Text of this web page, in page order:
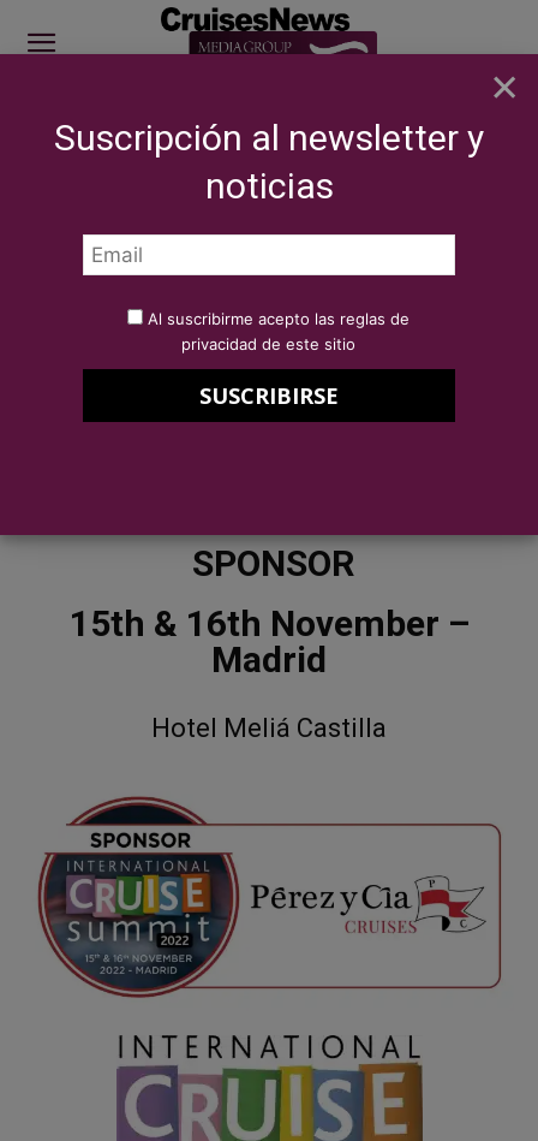
SITE SPONSOR: ICS 2026
Eventos
ICS 2022 Pérez y Cía Cruises
Sponsor
SPONSOR
15th & 16th November –
Madrid
Hotel Meliá Castilla
×
Suscripción al newsletter y
noticias
Al suscribirme acepto las reglas de
privacidad de este sitio